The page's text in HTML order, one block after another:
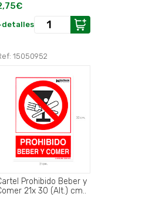
15050952
Prohibido Beber y
21x 30 (Alt.) cm..